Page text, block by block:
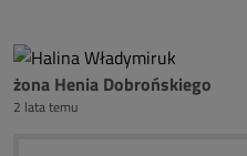
żona Henia Dobrońskiego
2 lata temu